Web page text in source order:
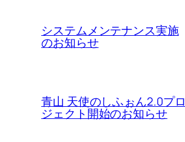
システムメンテナンス実施
のお知らせ
青山 天使のしふぉん2.0プロ
ジェクト開始のお知らせ